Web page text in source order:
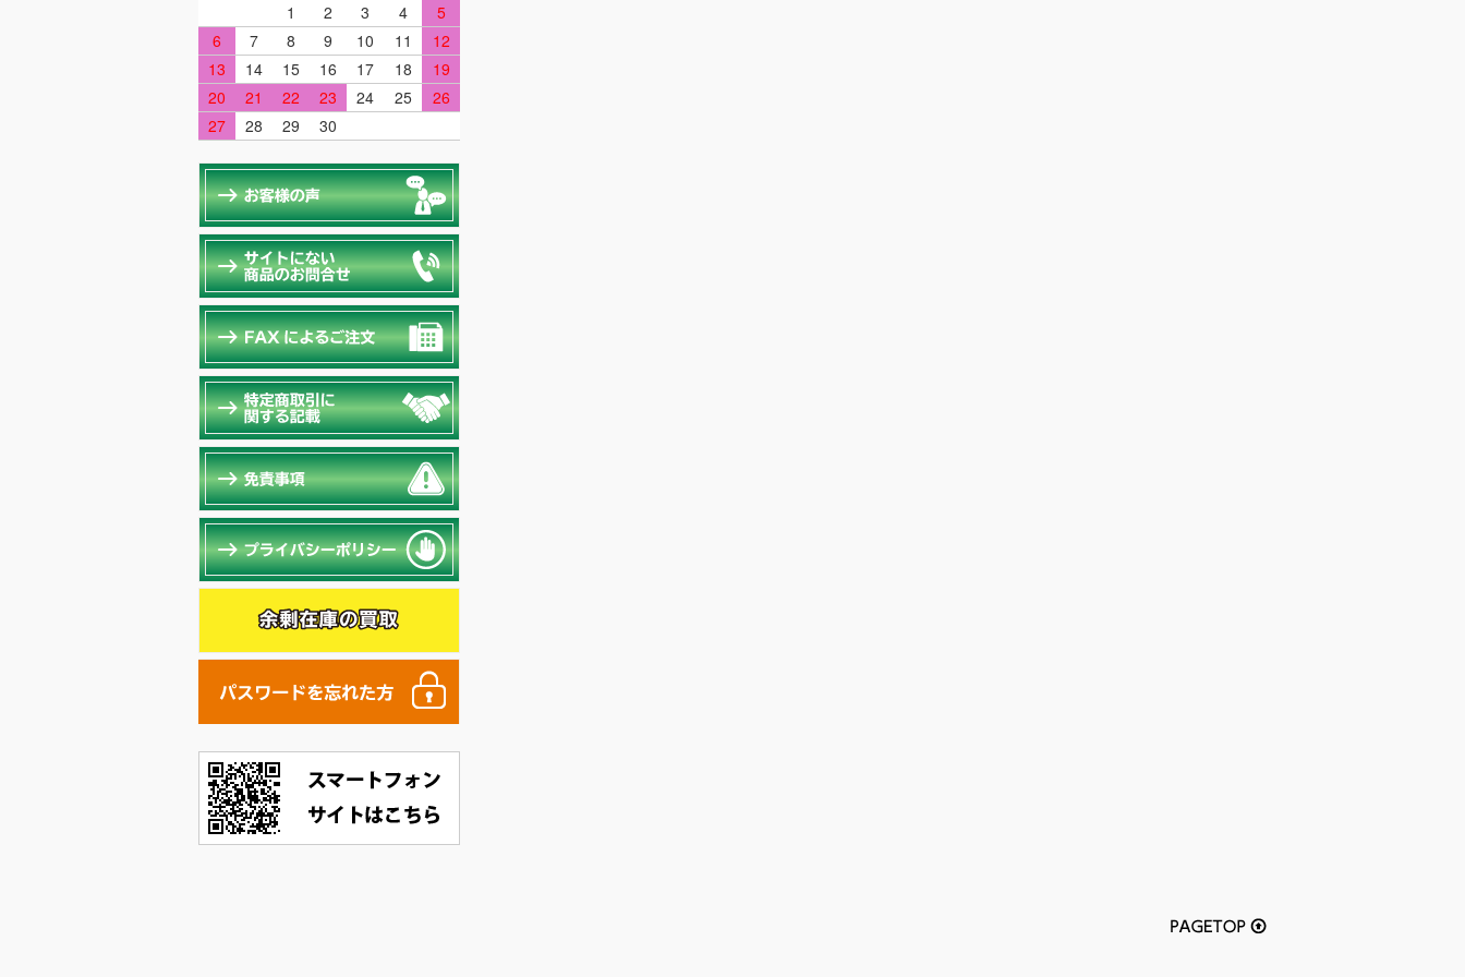
1
2 3 4
5
6
7 8 9 10 11
12
13
14 15 16 17 18
19
20
21 22 23 24 25
26
27
28 29 30